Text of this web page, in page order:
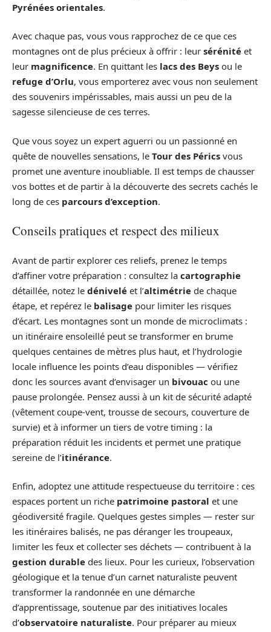
Pyrénées orientales.
Avec chaque pas, vous vous rapprochez de ce que ces
montagnes ont de plus précieux à offrir : leur sérénité et
leur magnificence. En quittant les lacs des Beys ou le
refuge d’Orlu, vous emporterez avec vous non seulement
des souvenirs impérissables, mais aussi un peu de la
sagesse silencieuse de ces terres.
Que vous soyez un expert aguerri ou un passionné en
quête de nouvelles sensations, le Tour des Pérics vous
promet une aventure inoubliable. Il est temps de chausser
vos bottes et de partir à la découverte des secrets cachés le
long de ces parcours d’exception.
Conseils pratiques et respect des milieux
Avant de partir explorer ces reliefs, prenez le temps
d’affiner votre préparation : consultez la cartographie
détaillée, notez le dénivelé et l’altimétrie de chaque
étape, et repérez le balisage pour limiter les risques
d’écart. Les montagnes sont un monde de microclimats :
un itinéraire ensoleillé peut se transformer en brume
quelques centaines de mètres plus haut, et l’hydrologie
locale influence les points d’eau disponibles — vérifiez
donc les sources avant d’envisager un bivouac ou une
pause prolongée. Pensez aussi à un kit de sécurité adapté
(vêtement coupe-vent, trousse de secours, couverture de
survie) et à informer un tiers de votre timing : la
préparation réduit les incidents et permet une pratique
sereine de l’itinérance.
Enfin, adoptez une attitude respectueuse du territoire : ces
espaces portent un riche patrimoine pastoral et une
géodiversité fragile. Quelques gestes simples — rester sur
les itinéraires balisés, ne pas déranger les troupeaux,
limiter les feux et collecter ses déchets — contribuent à la
gestion durable des lieux. Pour les curieux, l’observation
géologique et la tenue d’un carnet naturaliste peuvent
transformer la randonnée en une démarche
d’apprentissage, soutenue par des initiatives locales
d’observatoire naturaliste. Pour préparer au mieux